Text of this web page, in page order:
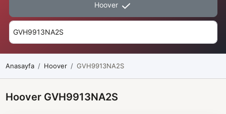
Hoover
Anasayfa Hoover GVH9913NA2S
Hoover GVH9913NA2S